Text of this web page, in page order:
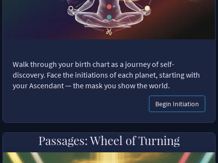
Walk through your birth chart as a journey of self-
discovery. Face the initiations of each planet, starting with
your Ascendant — the mask you show the world.
Begin Initiation
Passages: Wheel of Turning